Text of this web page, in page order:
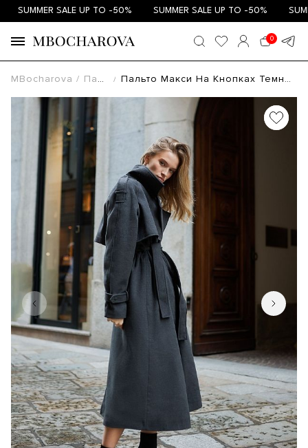
SUMMER SALE UP TO -50% SUMMER SALE UP TO -50%
0
MBocharova Пальто Пальто Макси На Кнопках Темно-Серое 162701